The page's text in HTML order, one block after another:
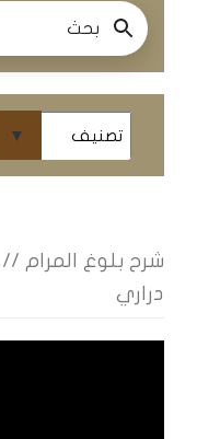
الدروس
ومحاضرات
المباشر
الكتب
دراري